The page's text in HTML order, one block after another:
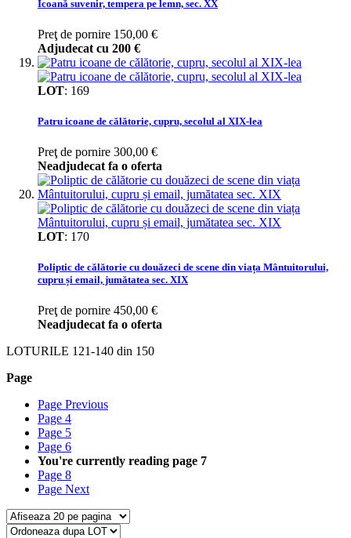
Icoană suvenir, tempera pe lemn, sec. XX
Preţ de pornire 150,00 €
Adjudecat cu 200 €
LOT: 169
Patru icoane de călătorie, cupru, secolul al XIX-lea
Preţ de pornire 300,00 €
Neadjudecat fa o oferta
LOT: 170
Poliptic de călătorie cu douăzeci de scene din viața Mântuitorului,
cupru și email, jumătatea sec. XIX
Preţ de pornire 450,00 €
Neadjudecat fa o oferta
LOTURILE 121-140 din 150
Page
Page Previous
Page 4
Page 5
Page 6
You're currently reading page 7
Page 8
Page Next